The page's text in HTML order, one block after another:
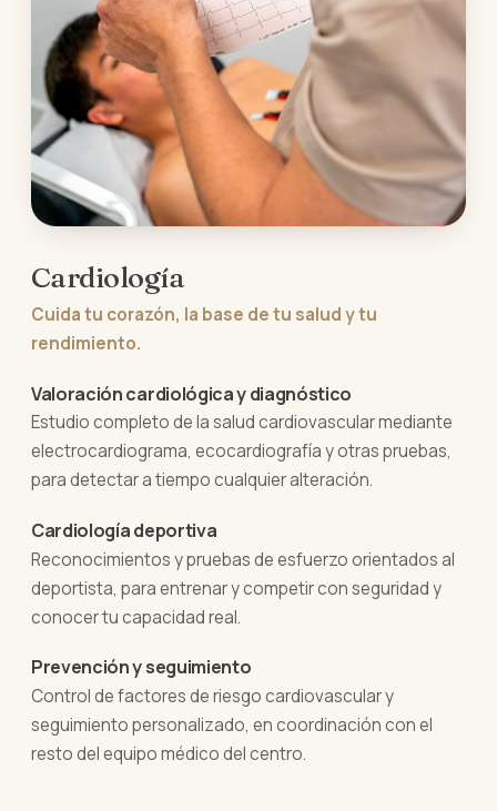
Cardiología
Cuida tu corazón, la base de tu salud y tu
rendimiento.
Valoración cardiológica y diagnóstico
Estudio completo de la salud cardiovascular mediante
electrocardiograma, ecocardiografía y otras pruebas,
para detectar a tiempo cualquier alteración.
Cardiología deportiva
Reconocimientos y pruebas de esfuerzo orientados al
deportista, para entrenar y competir con seguridad y
conocer tu capacidad real.
Prevención y seguimiento
Control de factores de riesgo cardiovascular y
seguimiento personalizado, en coordinación con el
resto del equipo médico del centro.